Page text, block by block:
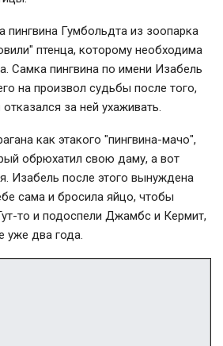
Гумбольдта из зоопарка
птенца, которому необходима
Самка пингвина по имени Изабель
на произвол судьбы после того,
за ней ухаживать.
как этакого "пингвина-мачо",
обрюхатил свою даму, а вот
Изабель после этого вынуждена
сама и бросила яйцо, чтобы
то и подоспели Джамбс и Кермит,
уже два года.